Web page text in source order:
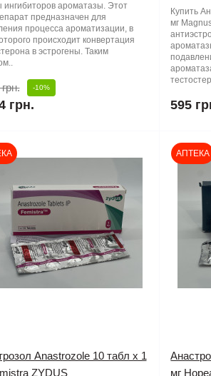
ингибиторов ароматазы. Этот
предназначен для
процесса ароматизации, в
происходит конвертация
в эстрогены. Таким
-10%
грн.
Купить
мг
595
Anastrozole 10 табл х 1
ZYDUS
АПТЕКА
мг